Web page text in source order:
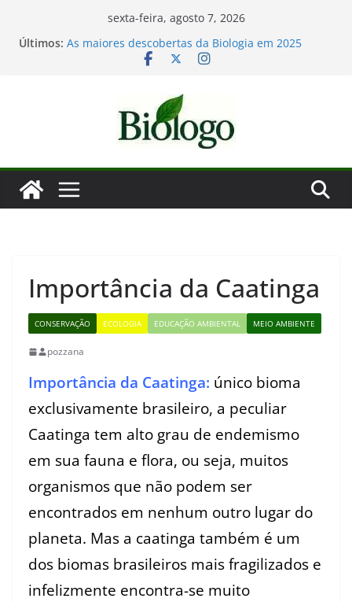
sexta-feira, agosto 7, 2026
Últimos: fascinante?
As maiores descobertas da Biologia em 2025
Tatiana Sampaio e a laminina
Considerações de fim de ano: Biologia 2025
Importância da Caatinga
CONSERVAÇÃO ECOLOGIA EDUCAÇÃO AMBIENTAL MEIO AMBIENTE
pozzana
Importância da Caatinga: único bioma
exclusivamente brasileiro, a peculiar
Caatinga tem alto grau de endemismo
em sua fauna e flora, ou seja, muitos
organismos que não podem ser
encontrados em nenhum outro lugar do
planeta. Mas a caatinga também é um
dos biomas brasileiros mais fragilizados e
infelizmente encontra-se muito